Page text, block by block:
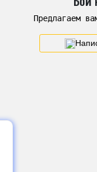
Предлагаем